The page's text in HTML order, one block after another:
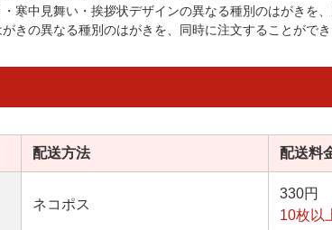
寒中見舞い・挨拶状デザインの異なる種別のはがきを、
きの異なる種別のはがきを、同時に注文することができ
配送方法 配送料
ネコポス
330円
10枚以